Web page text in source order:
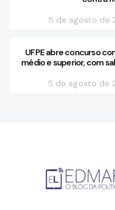
5 de agosto de
UFPE abre concurso
médio e superior, com
5 de agosto de